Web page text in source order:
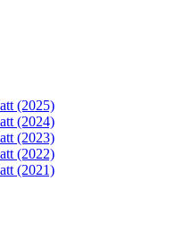
(2025)
(2024)
(2023)
(2022)
(2021)